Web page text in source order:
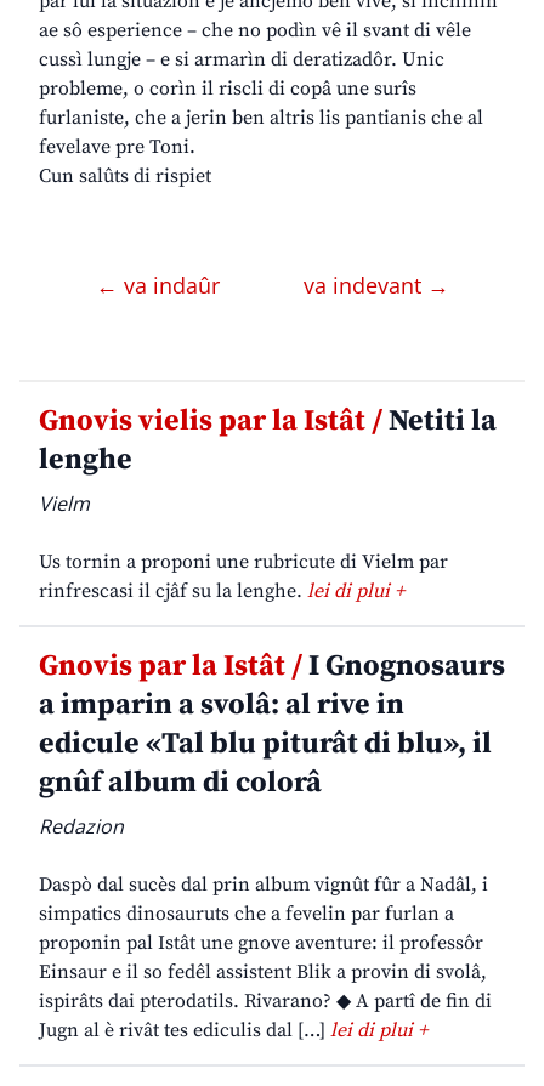
ae sô esperience – che no podìn vê il svant di vêle
cussì lungje – e si armarìn di deratizadôr. Unic
probleme, o corìn il riscli di copâ une surîs
furlaniste, che a jerin ben altris lis pantianis che al
fevelave pre Toni.
Cun salûts di rispiet
← va indaûr va indevant →
Gnovis vielis par la Istât /Netiti la
lenghe
Vielm
Us tornin a proponi une rubricute di Vielm par
rinfrescasi il cjâf su la lenghe. lei di plui +
Gnovis par la Istât /I Gnognosaurs
a imparin a svolâ: al rive in
edicule «Tal blu piturât di blu», il
gnûf album di colorâ
Redazion
Daspò dal sucès dal prin album vignût fûr a Nadâl, i
simpatics dinosauruts che a fevelin par furlan a
proponin pal Istât une gnove aventure: il professôr
Einsaur e il so fedêl assistent Blik a provin di svolâ,
ispirâts dai pterodatils. Rivarano? ◆ A partî de fin di
Jugn al è rivât tes ediculis dal […] lei di plui +